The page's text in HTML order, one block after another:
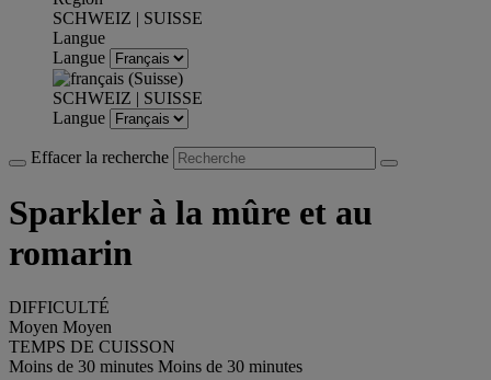
SCHWEIZ | SUISSE
Langue
Langue
SCHWEIZ | SUISSE
Langue
Effacer la recherche
Sparkler à la mûre et au
romarin
DIFFICULTÉ
Moyen Moyen
TEMPS DE CUISSON
Moins de 30 minutes Moins de 30 minutes